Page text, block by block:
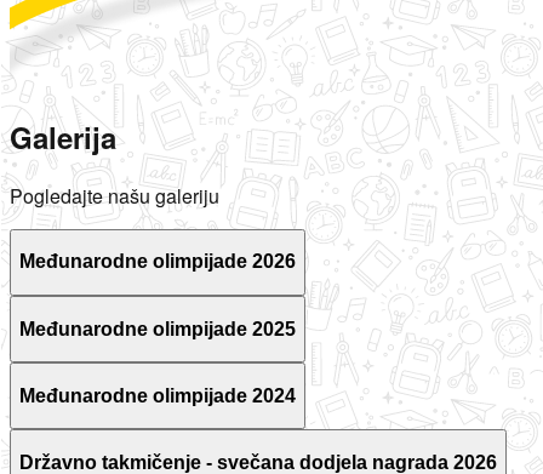
Galerija
Pogledajte našu galeriju
Međunarodne olimpijade 2026
Međunarodne olimpijade 2025
Međunarodne olimpijade 2024
Državno takmičenje - svečana dodjela nagrada 2026